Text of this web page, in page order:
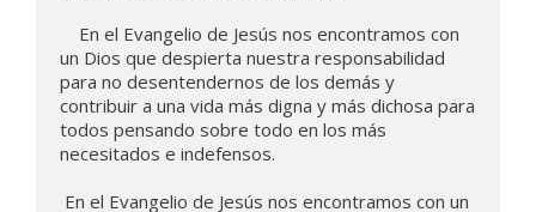
un Dios que despierta nuestra responsabilidad
para no desentendernos de los demás y
contribuir a una vida más digna y más dichosa para
todos pensando sobre todo en los más
necesitados e indefensos.